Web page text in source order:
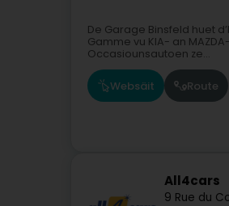
De Garage Binsfeld huet
Gamme vu KIA- an
Occasiounsautoen ze...
Websäit Route
All4cars
9 Rue du